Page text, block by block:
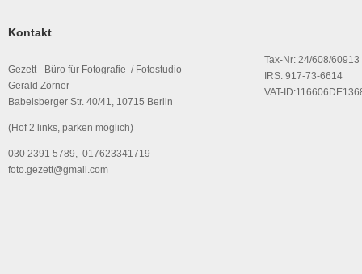
Kontakt
Gezett - Büro für Fotografie / Fotostudio
Gerald Zörner
Babelsberger Str. 40/41, 10715 Berlin
(Hof 2 links, parken möglich)
030 2391 5789, 017623341719
foto.gezett@gmail.com
Tax-Nr: 24/608/60913
IRS: 917-73-6614
VAT-
.